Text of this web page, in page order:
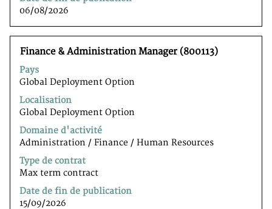
la
touche
tabulation
pour
06/08/2026
d’emploi.
Titre
Finance & Administration Manager (800113)
Pays
Global Deployment Option
Localisation
Global Deployment Option
Domaine d'activité
Administration / Finance / Human Resources
Type de contrat
Max term contract
Date de fin de publication
15/09/2026
Sélectionnez
avec
la
barre
d’espacement
pour
afficher
tout
le
contenu
des
informations
d’emploi.